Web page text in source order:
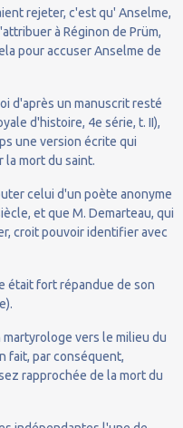
rejeter, c'est qu' Anselme,
à Réginon de Prüm,
pour accuser Anselme de
d'après un manuscrit resté
d'histoire, 4e série, t. II),
une version écrite qui
la mort du saint.
celui d'un poète anonyme
et que M. Demarteau, qui
croit pouvoir identifier avec
était fort répandue de son
vers le milieu du
fait, par conséquent,
rapprochée de la mort du